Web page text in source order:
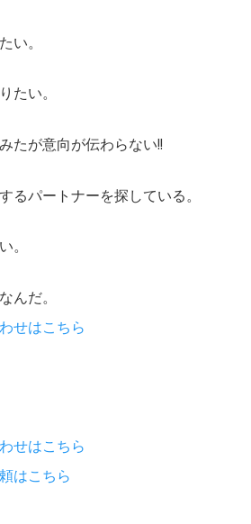
い。
たい。
たが意向が伝わらない!!
るパートナーを探している。
。
んだ。
せはこちら
せはこちら
はこちら